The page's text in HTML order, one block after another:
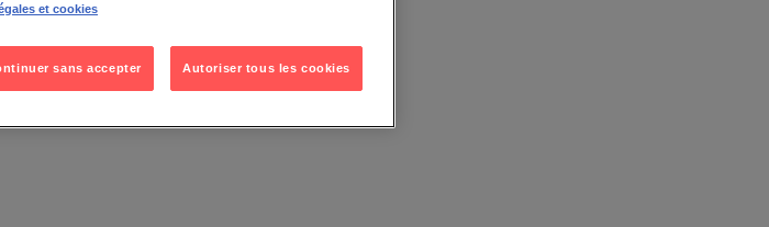
et cookies
sans accepter Autoriser tous les cookies